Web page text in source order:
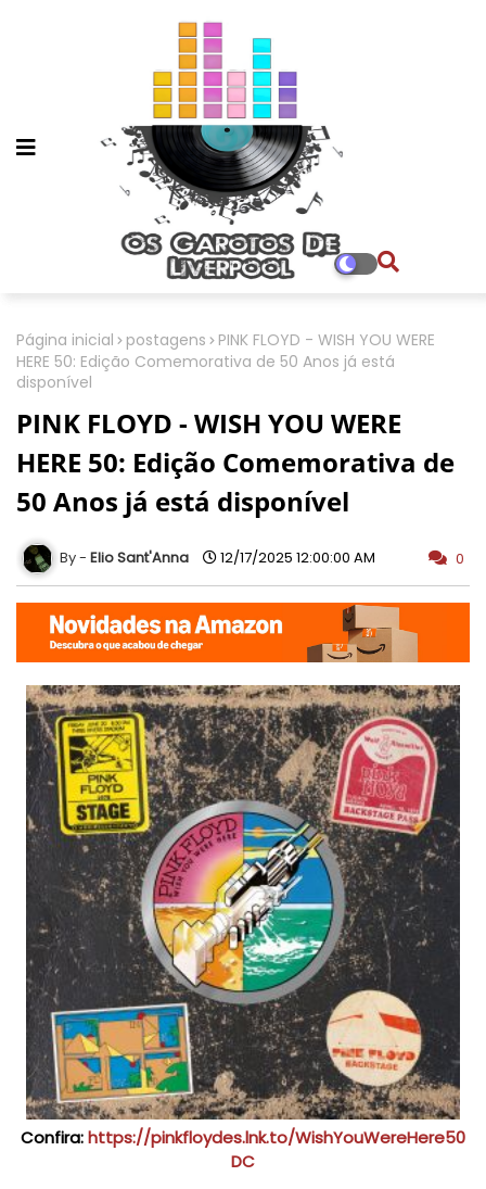
Página inicial postagens
PINK FLOYD - WISH YOU WERE
HERE 50: Edição Comemorativa de 50 Anos já está
disponível
PINK FLOYD - WISH YOU WERE
HERE 50: Edição Comemorativa de
50 Anos já está disponível
Elio Sant'Anna 12/17/2025 12:00:00 AM 0
Confira:https://pinkfloydes.lnk.to/WishYouWereHere50
DC